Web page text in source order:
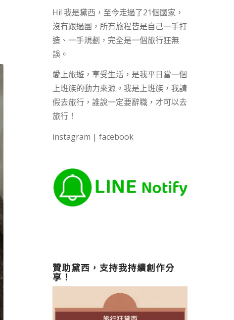
Hi! 我是黛西，至今走過了21個國家，
沒有跟過團，所有旅程皆是自己一手打
造、一手規劃，完全是一個旅行狂無
誤。
愛上旅遊，享受生活，是我平日當一個
上班族的動力來源。我是上班族，我請
假去旅行，誰說一定要辭職，才可以去
旅行！
instagram | facebook
贊助黛西，支持我持續創作分
享！